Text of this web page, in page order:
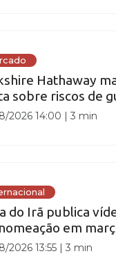
Hathaway
sobre riscos de
2026 14:00 |3 min
do Irã publica
em
2026 13:55 |3 min